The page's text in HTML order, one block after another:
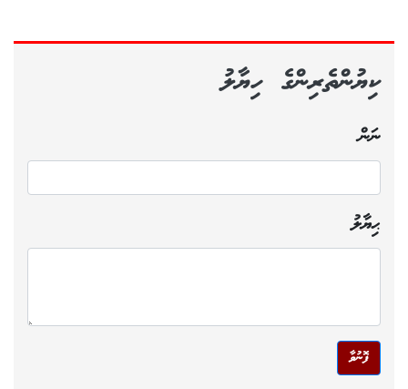
ކިޔުންތެރިންގެ ހިޔާލު
ނަން
ޙިޔާލު
ފޮނުވާ